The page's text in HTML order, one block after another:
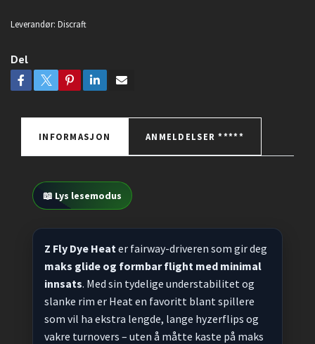
Leverandør: Discraft
Del
INFORMASJON ANMELDELSER *****
📖 Lys lesemodus
Z Fly Dye Heat er fairway-driveren som gir deg
maks glide og formbar flight med minimal
innsats. Med sin tydelige understabilitet og
slanke rim er Heat en favoritt blant spillere
som vil ha ekstra lengde, lange hyzerflips og
vakre turnovers – uten å måtte kaste på maks